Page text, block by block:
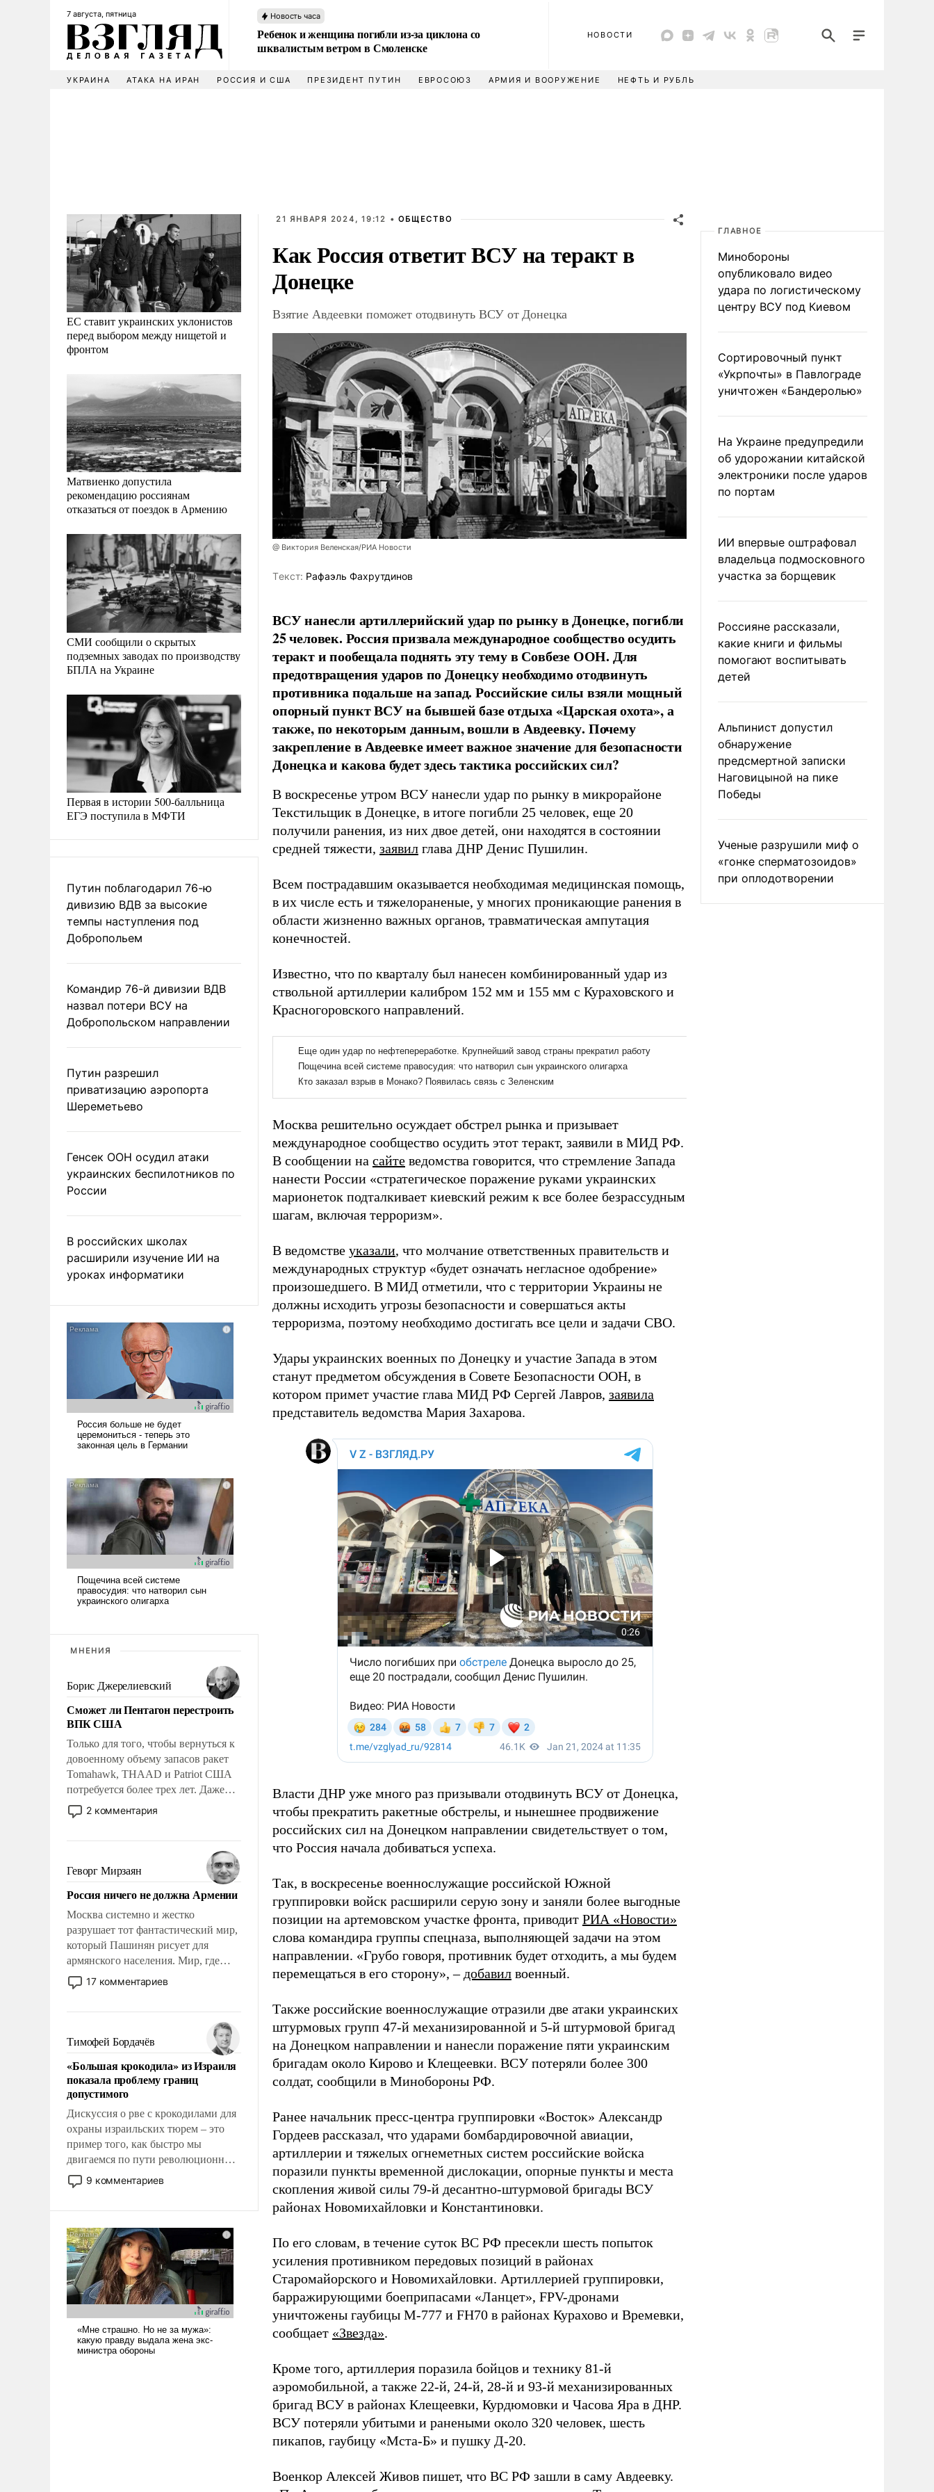
7 августа, пятница Новость часа
Ребенок и женщина погибли из-за циклона со
шквалистым ветром в Смоленске
НОВОСТИ
УКРАИНА АТАКА НА ИРАН РОССИЯ И США ПРЕЗИДЕНТ ПУТИН ЕВРОСОЮЗ АРМИЯ И ВООРУЖЕНИЕ НЕФТЬ И РУБЛЬ
ЕС ставит украинских уклонистов
перед выбором между нищетой и
фронтом
Матвиенко допустила
рекомендацию россиянам
отказаться от поездок в Армению
СМИ сообщили о скрытых
подземных заводах по производству
БПЛА на Украине
Первая в истории 500-балльница
ЕГЭ поступила в МФТИ
Путин поблагодарил 76-ю
дивизию ВДВ за высокие
темпы наступления под
Добропольем
Командир 76-й дивизии ВДВ
назвал потери ВСУ на
Добропольском направлении
Путин разрешил
приватизацию аэропорта
Шереметьево
Генсек ООН осудил атаки
украинских беспилотников по
России
В российских школах
расширили изучение ИИ на
уроках информатики
МНЕНИЯ
Борис Джерелиевский
Сможет ли Пентагон перестроить
ВПК США
Только для того, чтобы вернуться к
довоенному объему запасов ракет
Tomahawk, THAAD и Patriot США
потребуется более трех лет. Даже
небольшая война с Ираном
опустошила американские
уязвимости США, например, перед
Китаем.
2 комментария
Геворг Мирзаян
Россия ничего не должна Армении
Москва системно и жестко
разрушает тот фантастический мир,
который Пашинян рисует для
армянского населения. Мир, где
политические прожекты будут
безусловно оплачиваться за счет
где Еревану за свои поступки не
нужно отвечать.
17 комментариев
Тимофей Бордачёв
«Большая крокодила» из Израиля
показала проблему границ
допустимого
Дискуссия о рве с крокодилами для
охраны израильских тюрем – это
пример того, как быстро мы
двигаемся по пути революционных
изменений. То, что несколько лет
назад было образом для
9 комментариев
21 ЯНВАРЯ 2024, 19:12 •ОБЩЕСТВО
Как Россия ответит ВСУ на теракт в
Донецке
Взятие Авдеевки поможет отодвинуть ВСУ от Донецка
@ Виктория Веленская/РИА Новости
Tекст: Рафаэль Фахрутдинов
ВСУ нанесли артиллерийский удар по рынку в Донецке, погибли
25 человек. Россия призвала международное сообщество осудить
теракт и пообещала поднять эту тему в Совбезе ООН. Для
предотвращения ударов по Донецку необходимо отодвинуть
противника подальше на запад. Российские силы взяли мощный
опорный пункт ВСУ на бывшей базе отдыха «Царская охота», а
также, по некоторым данным, вошли в Авдеевку. Почему
закрепление в Авдеевке имеет важное значение для безопасности
Донецка и какова будет здесь тактика российских сил?
В воскресенье утром ВСУ нанесли удар по рынку в микрорайоне
Текстильщик в Донецке, в итоге погибли 25 человек, еще 20
получили ранения, из них двое детей, они находятся в состоянии
средней тяжести, заявил глава ДНР Денис Пушилин.
Всем пострадавшим оказывается необходимая медицинская помощь,
в их числе есть и тяжелораненые, у многих проникающие ранения в
области жизненно важных органов, травматическая ампутация
конечностей.
Известно, что по кварталу был нанесен комбинированный удар из
ствольной артиллерии калибром 152 мм и 155 мм с Кураховского и
Красногоровского направлений.
Москва решительно осуждает обстрел рынка и призывает
международное сообщество осудить этот теракт, заявили в МИД РФ.
В сообщении на сайте ведомства говорится, что стремление Запада
нанести России «стратегическое поражение руками украинских
марионеток подталкивает киевский режим к все более безрассудным
шагам, включая терроризм».
В ведомстве указали, что молчание ответственных правительств и
международных структур «будет означать негласное одобрение»
произошедшего. В МИД отметили, что с территории Украины не
должны исходить угрозы безопасности и совершаться акты
терроризма, поэтому необходимо достигать все цели и задачи СВО.
Удары украинских военных по Донецку и участие Запада в этом
станут предметом обсуждения в Совете Безопасности ООН, в
котором примет участие глава МИД РФ Сергей Лавров, заявила
представитель ведомства Мария Захарова.
Власти ДНР уже много раз призывали отодвинуть ВСУ от Донецка,
чтобы прекратить ракетные обстрелы, и нынешнее продвижение
российских сил на Донецком направлении свидетельствует о том,
что Россия начала добиваться успеха.
Так, в воскресенье военнослужащие российской Южной
группировки войск расширили серую зону и заняли более выгодные
позиции на артемовском участке фронта, приводит РИА «Новости»
слова командира группы спецназа, выполняющей задачи на этом
направлении. «Грубо говоря, противник будет отходить, а мы будем
перемещаться в его сторону», – добавил военный.
Также российские военнослужащие отразили две атаки украинских
штурмовых групп 47-й механизированной и 5-й штурмовой бригад
на Донецком направлении и нанесли поражение пяти украинским
бригадам около Кирово и Клещеевки. ВСУ потеряли более 300
солдат, сообщили в Минобороны РФ.
Ранее начальник пресс-центра группировки «Восток» Александр
Гордеев рассказал, что ударами бомбардировочной авиации,
артиллерии и тяжелых огнеметных систем российские войска
поразили пункты временной дислокации, опорные пункты и места
скопления живой силы 79-й десантно-штурмовой бригады ВСУ
районах Новомихайловки и Константиновки.
По его словам, в течение суток ВС РФ пресекли шесть попыток
усиления противником передовых позиций в районах
Старомайорского и Новомихайловки. Артиллерией группировки,
барражирующими боеприпасами «Ланцет», FPV-дронами
уничтожены гаубицы М-777 и FH70 в районах Курахово и Времевки,
сообщает «Звезда».
Кроме того, артиллерия поразила бойцов и технику 81-й
аэромобильной, а также 22-й, 24-й, 28-й и 93-й механизированных
бригад ВСУ в районах Клещеевки, Курдюмовки и Часова Яра в ДНР.
ВСУ потеряли убитыми и ранеными около 320 человек, шесть
пикапов, гаубицу «Мста-Б» и пушку Д-20.
Военкор Алексей Живов пишет, что ВС РФ зашли в саму Авдеевку.
ГЛАВНОЕ
Минобороны
опубликовало видео
удара по логистическому
центру ВСУ под Киевом
Сортировочный пункт
«Укрпочты» в Павлограде
уничтожен «Бандеролью»
На Украине предупредили
об удорожании китайской
электроники после ударов
по портам
ИИ впервые оштрафовал
владельца подмосковного
участка за борщевик
Россияне рассказали,
какие книги и фильмы
помогают воспитывать
детей
Альпинист допустил
обнаружение
предсмертной записки
Наговицыной на пике
Победы
Ученые разрушили миф о
«гонке сперматозоидов»
при оплодотворении